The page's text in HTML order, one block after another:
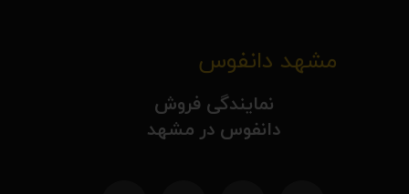
مشهد دانفوس
نمایندگی فروش
دانفوس در مشهد